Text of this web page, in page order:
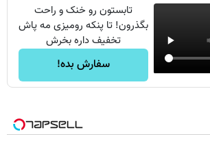
تابستون رو خنک و راحت
بگذرون! تا پنکه رومیزی مه پاش
تخفیف داره بخرش
سفارش بده!